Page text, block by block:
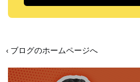
‹ ブログのホームページへ